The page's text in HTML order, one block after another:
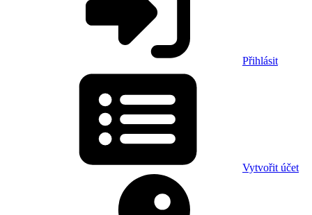
Přihlásit
Vytvořit účet